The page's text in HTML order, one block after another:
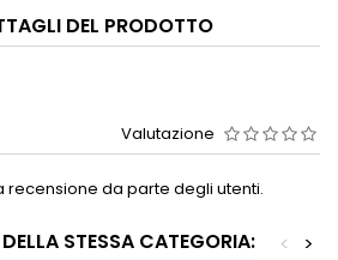
DEL PRODOTTO
Valutazione
recensione da parte degli utenti.
STESSA CATEGORIA: >
<